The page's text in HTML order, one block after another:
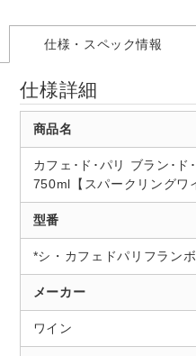
仕様・スペック情報
仕様詳細
商品名
カフェ･ド･パリ ブラン･
750ml【スパークリングワ
型番
*シ・カフェドパリフラン
メーカー
ワイン